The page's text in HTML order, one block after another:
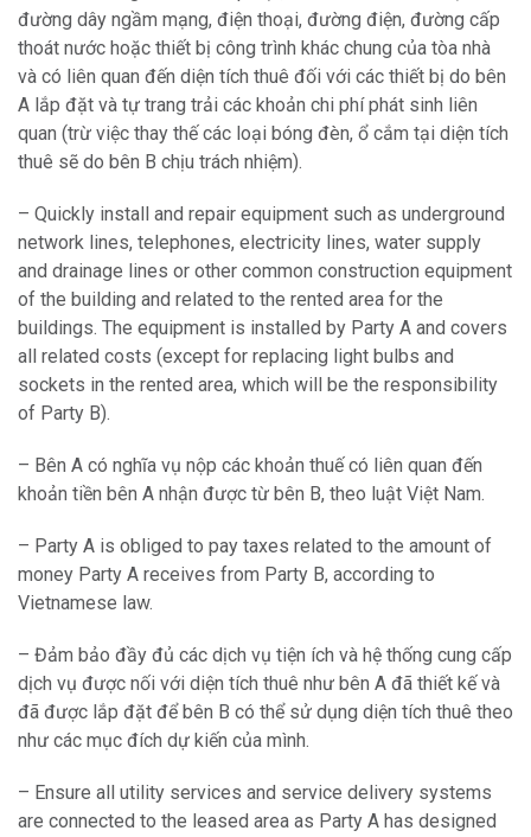
đường dây ngầm mạng, điện thoại, đường điện, đường cấp
thoát nước hoặc thiết bị công trình khác chung của tòa nhà
và có liên quan đến diện tích thuê đối với các thiết bị do bên
A lắp đặt và tự trang trải các khoản chi phí phát sinh liên
quan (trừ việc thay thế các loại bóng đèn, ổ cắm tại diện tích
thuê sẽ do bên B chịu trách nhiệm).
– Quickly install and repair equipment such as underground
network lines, telephones, electricity lines, water supply
and drainage lines or other common construction equipment
of the building and related to the rented area for the
buildings. The equipment is installed by Party A and covers
all related costs (except for replacing light bulbs and
sockets in the rented area, which will be the responsibility
of Party B).
– Bên A có nghĩa vụ nộp các khoản thuế có liên quan đến
khoản tiền bên A nhận được từ bên B, theo luật Việt Nam.
– Party A is obliged to pay taxes related to the amount of
money Party A receives from Party B, according to
Vietnamese law.
– Đảm bảo đầy đủ các dịch vụ tiện ích và hệ thống cung cấp
dịch vụ được nối với diện tích thuê như bên A đã thiết kế và
đã được lắp đặt để bên B có thể sử dụng diện tích thuê theo
như các mục đích dự kiến của mình.
– Ensure all utility services and service delivery systems
are connected to the leased area as Party A has designed